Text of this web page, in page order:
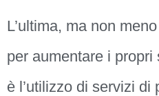
L’ultima, ma non
per aumentare i
è l’utilizzo di servizi di